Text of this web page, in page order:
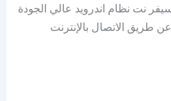
نت نظام اندرويد عالي الجودة
طريق الاتصال بالإنترنت